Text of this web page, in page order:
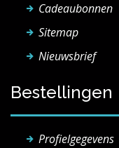
Cadeaubonnen
Sitemap
Nieuwsbrief
Bestellingen
Profielgegevens